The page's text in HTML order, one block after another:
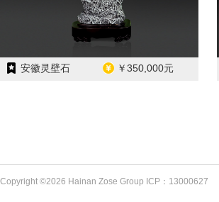
安徽灵壁石 ￥350,000元
Copyright ©2026 Hainan Zose Group ICP：13000627